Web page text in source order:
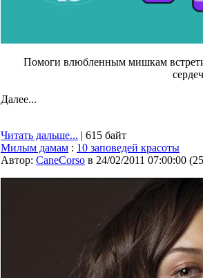
Помоги влюбленным мишкам
Далее...
Читать дальше... | 615 байт
Милым дамам : 10 заповедей красоты
Автор: CaneCorso в 24/02/2011 07:00:00 (